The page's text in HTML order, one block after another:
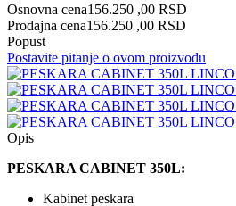
Osnovna cena156.250 ,00 RSD
Prodajna cena156.250 ,00 RSD
Popust
Postavite pitanje o ovom proizvodu
Opis
PESKARA CABINET 350L:
Kabinet peskara